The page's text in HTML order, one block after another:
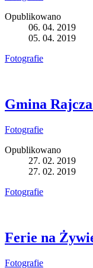
Opublikowano
06. 04. 2019
05. 04. 2019
Fotografie
Gmina
Fotografie
Opublikowano
27. 02. 2019
27. 02. 2019
Fotografie
Ferie na
Fotografie